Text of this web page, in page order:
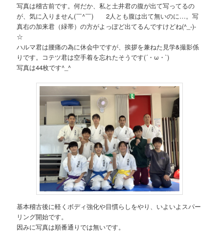
移
動
写真は稽古前です。何だか、私と土井君の腹が出て写ってるの
が、気に入りません(￣^￣)ゞ 2人とも腹は出て無いのに…。写
真右の加来君（緑帯）の方がよっぽど出てるんですけどね(^_-)-
☆
ハルマ君は腰痛の為に休会中ですが、挨拶を兼ねた見学&撮影係
りです。コテツ君は空手着を忘れたそうです(´・ω・`)
写真は44枚です^_^
基本稽古後に軽くボディ強化や目慣らしをやり、いよいよスパー
リング開始です。
因みに写真は順番通りでは無いです。